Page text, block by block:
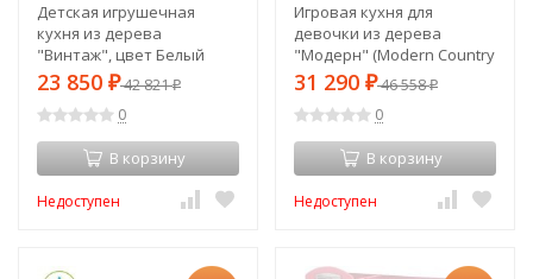
Детская игрушечная
кухня из дерева
"Винтаж", цвет Белый
(White Vintage Kitchen)
(53208_KE)
23 850 ₽42 821₽
0
В корзину
Недоступен
Игровая кухня для
девочки из дерева
"Модерн" (Modern Country
Kitchen) (53222_KE)
31 290 ₽46 558₽
0
В корзину
Недоступен